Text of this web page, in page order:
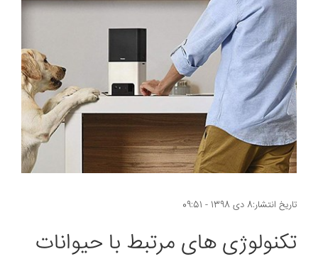
تاریخ انتشار:8 دی 1398 - 09:51
تکنولوژی های مرتبط با حیوانات